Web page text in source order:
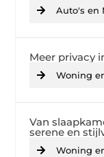
Auto's en
Meer privacy
Woning
Van
serene en
Woning